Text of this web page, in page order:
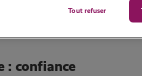
: confiance
Tout refuser